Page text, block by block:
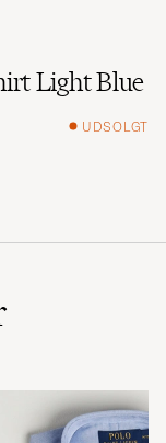
Light Blue
UDSOLGT